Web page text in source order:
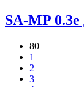
SA-MP
80
1
2
3